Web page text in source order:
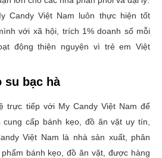
Candy Việt Nam luôn thực hiện tốt
với xã hội, trích 1% doanh số mỗi
động thiện nguyện vì trẻ em Việt
su bạc hà
trực tiếp với My Candy Việt Nam để
cung cấp bánh kẹo, đồ ăn vặt uy tín,
Việt Nam là nhà sản xuất, phân
bánh kẹo, đồ ăn vặt, được hàng